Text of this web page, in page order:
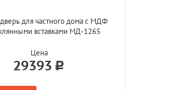
для частного дома с МДФ
вставками МД-1265
Цена
29393